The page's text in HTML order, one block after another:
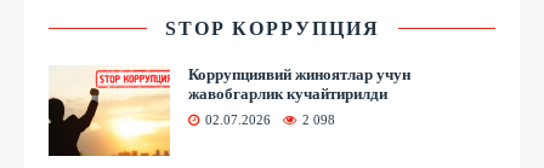
STOP КОРРУПЦИЯ
Коррупциявий жиноятлар учун
жавобгарлик кучайтирилди
02.07.2026 2 098